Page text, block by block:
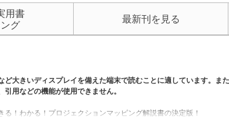
用書
グ
最新刊を見る
大きいディスプレイを備えた端末で読むことに適しています。ま
引用などの機能が使用できません。
る！わかる！プロジェクションマッピング解説書の決定版！